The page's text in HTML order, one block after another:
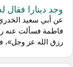
وجد دينارا
عن أبي سعيد
فاطمة فسألت عنه
رزق الله عز وجل»،